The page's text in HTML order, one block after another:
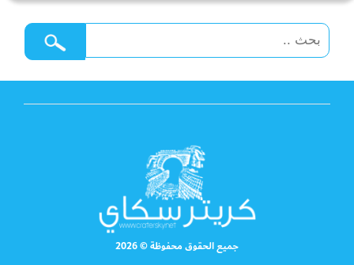
جميع الحقوق محفوظة © 2026